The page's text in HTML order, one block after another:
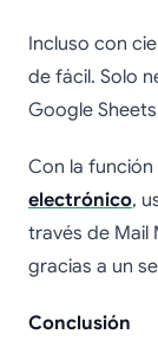
Incluso con
de fácil. Solo
Google
Con la función
electrónico,
través de Mail
gracias a un
Conclusión